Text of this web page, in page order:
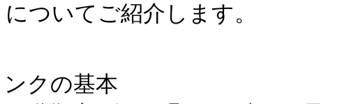
ついてご紹介します。
クの基本